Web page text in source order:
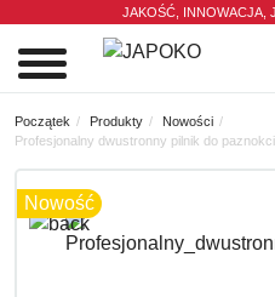
JAKOŚĆ, INNOWACJA,
Początek Produkty
Nowości
Profesjonalny dwustronny pilnik do
Nowość